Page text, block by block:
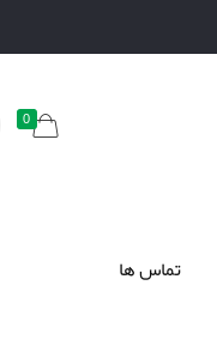
تماس ها
0